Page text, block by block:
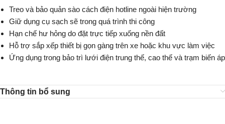
Treo và bảo quản sào cách điện hotline ngoài hiện trường
Giữ dụng cụ sạch sẽ trong quá trình thi công
Hạn chế hư hỏng do đặt trực tiếp xuống nền đất
Hỗ trợ sắp xếp thiết bị gọn gàng trên xe hoặc khu vực làm việc
Ứng dụng trong bảo trì lưới điện trung thế, cao thế và trạm biến áp
Thông tin bổ sung